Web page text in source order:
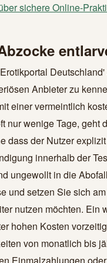
sichere Online-
Anbieter zu
einer vermeintlich
nur wenige Tage, geht
dass der Nutzer
innerhalb der
ungewollt in die
und setzen Sie sich
nutzen möchten. Ein
hohen Kosten
von monatlich bis